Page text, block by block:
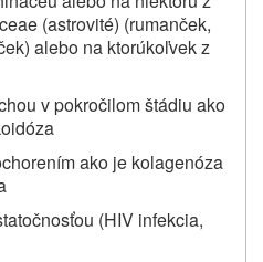
(astrovité) (rumanček,
alebo na ktorúkoľvek z
v pokročilom štádiu ako
ako je kolagenóza
(HIV infekcia,